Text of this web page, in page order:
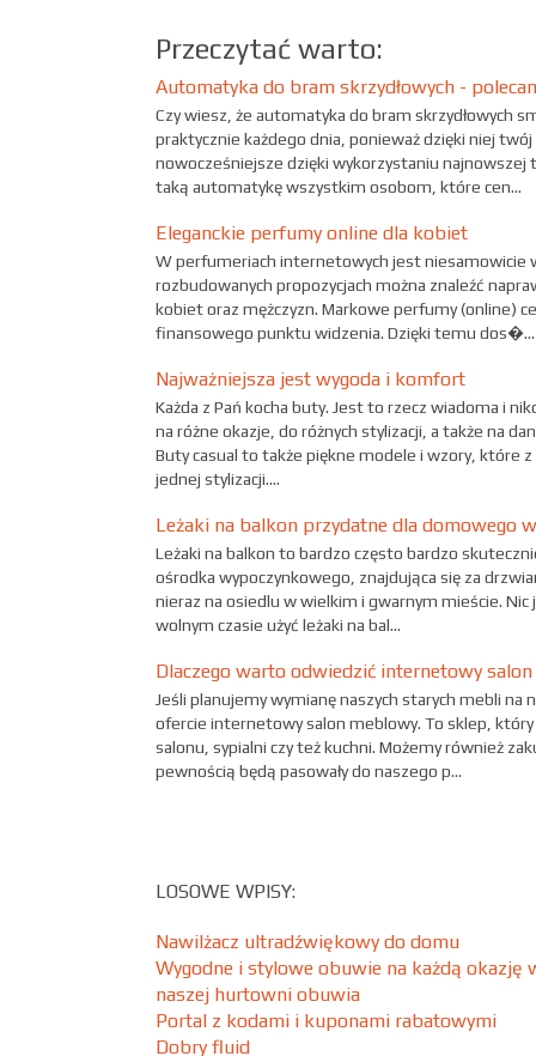
Przeczytać warto:
Automatyka do bram skrzydłowych -
Czy wiesz, że automatyka do bram skrzydłowych
praktycznie każdego dnia, ponieważ dzięki niej
nowocześniejsze dzięki wykorzystaniu
taką automatykę wszystkim osobom, które cen...
Eleganckie perfumy online dla kobiet
W perfumeriach internetowych jest niesamowicie
rozbudowanych propozycjach można znaleźć
kobiet oraz mężczyzn. Markowe perfumy (online)
finansowego punktu widzenia. Dzięki temu dos�...
Najważniejsza jest wygoda i komfort
Każda z Pań kocha buty. Jest to rzecz wiadoma i
na różne okazje, do różnych stylizacji, a także na
Buty casual to także piękne modele i wzory, które z
jednej stylizacji....
Leżaki na balkon przydatne dla domowego
Leżaki na balkon to bardzo często bardzo
ośrodka wypoczynkowego, znajdująca się za
nieraz na osiedlu w wielkim i gwarnym mieście.
wolnym czasie użyć leżaki na bal...
Dlaczego warto odwiedzić internetowy
Jeśli planujemy wymianę naszych starych mebli
ofercie internetowy salon meblowy. To sklep,
salonu, sypialni czy też kuchni. Możemy również
pewnością będą pasowały do naszego p...
LOSOWE WPISY:
Nawilżacz ultradźwiękowy do domu
Wygodne i stylowe obuwie na każdą okazję
naszej hurtowni obuwia
Portal z kodami i kuponami rabatowymi
Dobry fluid